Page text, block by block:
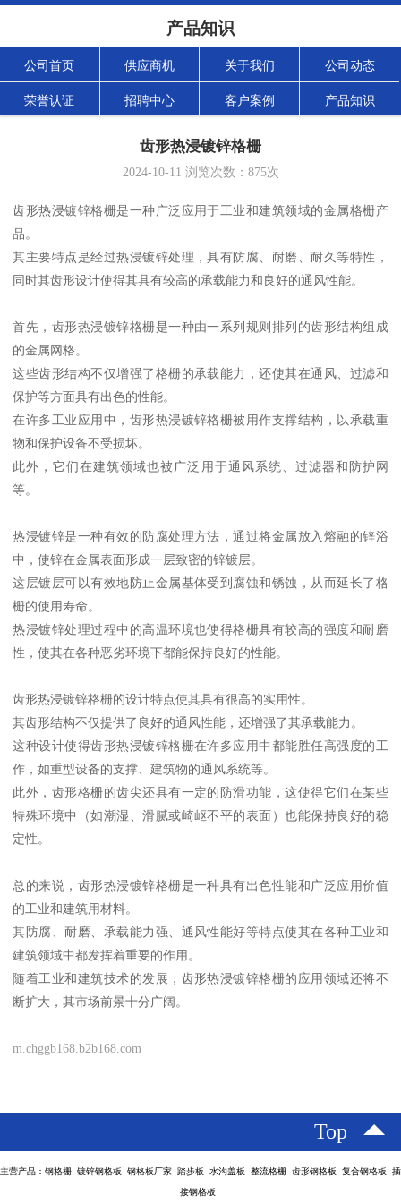
产品知识
公司首页 供应商机 关于我们 公司动态
荣誉认证 招聘中心 客户案例 产品知识
齿形热浸镀锌格栅
2024-10-11 浏览次数： 875次
齿形热浸镀锌格栅是一种广泛应用于工业和建筑领域的金属格栅产
品。
其主要特点是经过热浸镀锌处理，具有防腐、耐磨、耐久等特性，
同时其齿形设计使得其具有较高的承载能力和良好的通风性能。
首先，齿形热浸镀锌格栅是一种由一系列规则排列的齿形结构组成
的金属网格。
这些齿形结构不仅增强了格栅的承载能力，还使其在通风、过滤和
保护等方面具有出色的性能。
在许多工业应用中，齿形热浸镀锌格栅被用作支撑结构，以承载重
物和保护设备不受损坏。
此外，它们在建筑领域也被广泛用于通风系统、过滤器和防护网
等。
热浸镀锌是一种有效的防腐处理方法，通过将金属放入熔融的锌浴
中，使锌在金属表面形成一层致密的锌镀层。
这层镀层可以有效地防止金属基体受到腐蚀和锈蚀，从而延长了格
栅的使用寿命。
热浸镀锌处理过程中的高温环境也使得格栅具有较高的强度和耐磨
性，使其在各种恶劣环境下都能保持良好的性能。
齿形热浸镀锌格栅的设计特点使其具有很高的实用性。
其齿形结构不仅提供了良好的通风性能，还增强了其承载能力。
这种设计使得齿形热浸镀锌格栅在许多应用中都能胜任高强度的工
作，如重型设备的支撑、建筑物的通风系统等。
此外，齿形格栅的齿尖还具有一定的防滑功能，这使得它们在某些
特殊环境中（如潮湿、滑腻或崎岖不平的表面）也能保持良好的稳
定性。
总的来说，齿形热浸镀锌格栅是一种具有出色性能和广泛应用价值
的工业和建筑用材料。
其防腐、耐磨、承载能力强、通风性能好等特点使其在各种工业和
建筑领域中都发挥着重要的作用。
随着工业和建筑技术的发展，齿形热浸镀锌格栅的应用领域还将不
断扩大，其市场前景十分广阔。
m.chggb168.b2b168.com
Top
主营产品：钢格栅 镀锌钢格板 钢格板厂家 踏步板 水沟盖板 整流格栅 齿形钢格板 复合钢格板 插
接钢格板